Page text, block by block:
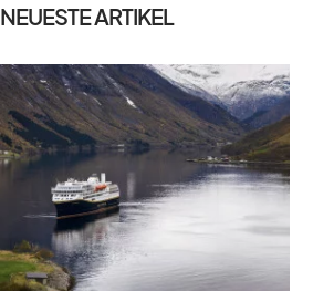
NEUESTE ARTIKEL